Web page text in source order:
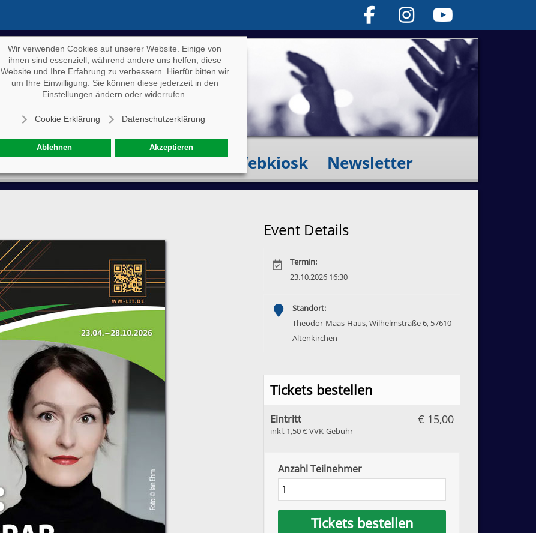
Wir verwenden Cookies auf unserer Website. Einige von
ihnen sind essenziell, während andere uns helfen, diese
Website und Ihre Erfahrung zu verbessern. Hierfür bitten wir
um Ihre Einwilligung. Sie können diese jederzeit in den
Einstellungen ändern oder widerrufen.
Cookie Erklärung Datenschutzerklärung
Ablehnen Akzeptieren
Eventkalender Specials Webkiosk Newsletter
Event Details
Termin:
23.10.2026 16:30
Standort:
Theodor-Maas-Haus, Wilhelmstraße 6, 57610
Altenkirchen
Tickets bestellen
Eintritt
inkl. 1,50 € VVK-Gebühr
€ 15,00
Anzahl Teilnehmer